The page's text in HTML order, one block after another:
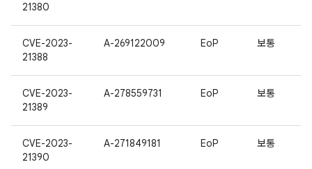
21380
CVE-2023-
21388
A-269122009 EoP 보통
CVE-2023-
21389
A-278559731 EoP 보통
CVE-2023-
21390
A-271849181 EoP 보통